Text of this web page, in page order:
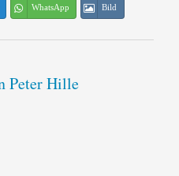
WhatsApp Bild
Peter Hille